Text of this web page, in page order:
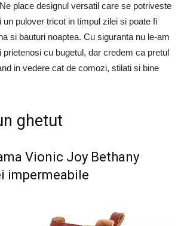
place designul versatil care se potriveste
un pulover tricot in timpul zilei si poate fi
si bauturi noaptea. Cu siguranta nu le-am
prietenosi cu bugetul, dar credem ca pretul
in vedere cat de comozi, stilati si bine
ghetut
Vionic Joy Bethany
impermeabile